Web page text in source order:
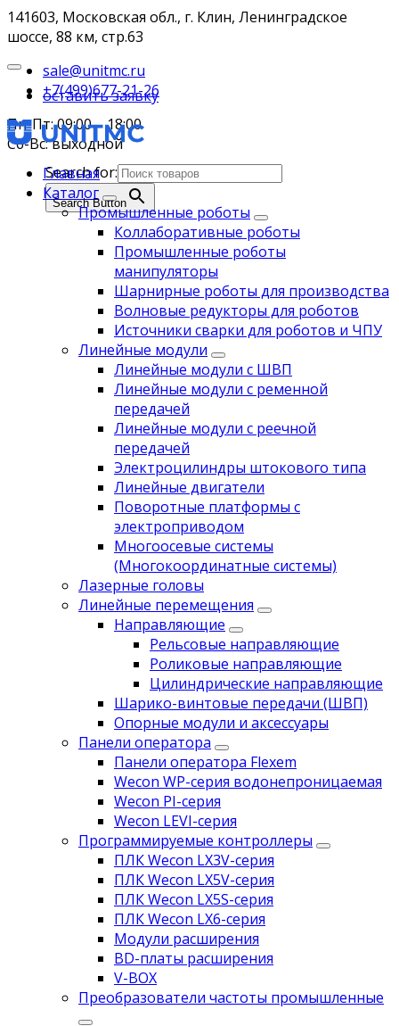
141603, Московская обл., г. Клин, Ленинградское
шоссе, 88 км, стр.63
sale@unitmc.ru
+7(499)677-21-26
Пн-Пт: 09:00 – 18:00
Сб-Вс: выходной
Search for:
Search Button
оставить заявку
Главная
Каталог
Промышленные роботы
Коллаборативные роботы
Промышленные роботы
манипуляторы
Шарнирные роботы для производства
Волновые редукторы для роботов
Источники сварки для роботов и ЧПУ
Линейные модули
Линейные модули с ШВП
Линейные модули с ременной
передачей
Линейные модули с реечной
передачей
Электроцилиндры штокового типа
Линейные двигатели
Поворотные платформы с
электроприводом
Многоосевые системы
(Многокоординатные системы)
Лазерные головы
Линейные перемещения
Направляющие
Рельсовые направляющие
Роликовые направляющие
Цилиндрические направляющие
Шарико-винтовые передачи (ШВП)
Опорные модули и аксессуары
Панели оператора
Панели оператора Flexem
Wecon WP-серия водонепроницаемая
Wecon PI-серия
Wecon LEVI-серия
Программируемые контроллеры
ПЛК Wecon LX3V-серия
ПЛК Wecon LX5V-серия
ПЛК Wecon LX5S-серия
ПЛК Wecon LX6-серия
Модули расширения
BD-платы расширения
V-BOX
Преобразователи частоты промышленные